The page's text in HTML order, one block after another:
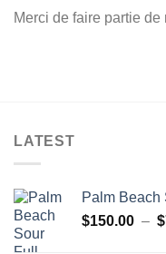
Merci de faire partie de
LATEST
Palm Beach
$150.00 – $